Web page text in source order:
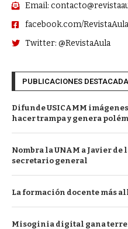
Email:
facebook.com/
Twitter: @RevistaAula
PUBLICACIONES
Difunde USICAMM
hacer trampa y genera
Nombra la UNAM a Javier de
secretario general
La formación docente más
Misoginia digital gana